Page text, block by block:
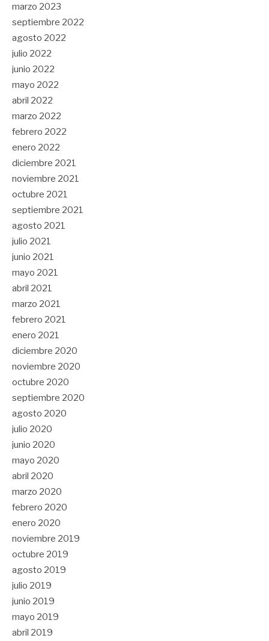
marzo 2023
septiembre 2022
agosto 2022
julio 2022
junio 2022
mayo 2022
abril 2022
marzo 2022
febrero 2022
enero 2022
diciembre 2021
noviembre 2021
octubre 2021
septiembre 2021
agosto 2021
julio 2021
junio 2021
mayo 2021
abril 2021
marzo 2021
febrero 2021
enero 2021
diciembre 2020
noviembre 2020
octubre 2020
septiembre 2020
agosto 2020
julio 2020
junio 2020
mayo 2020
abril 2020
marzo 2020
febrero 2020
enero 2020
noviembre 2019
octubre 2019
agosto 2019
julio 2019
junio 2019
mayo 2019
abril 2019